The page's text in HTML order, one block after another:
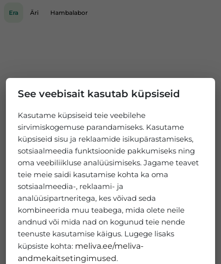
See veebisait kasutab küpsiseid
Kasutame küpsiseid teie veebilehe
sirvimiskogemuse parandamiseks. Kasutame
küpsiseid sisu ja reklaamide isikupärastamiseks,
sotsiaalmeedia funktsioonide pakkumiseks ning
oma veebiliikluse analüüsimiseks. Jagame teavet
teie meie saidi kasutamise kohta ka oma
sotsiaalmeedia-, reklaami- ja
analüüsipartneritega, kes võivad seda
kombineerida muu teabega, mida olete neile
andnud või mida nad on kogunud teie nende
teenuste kasutamise käigus. Lugege lisaks
küpsiste kohta: meliva.ee/meliva-
andmekaitsetingimused.
Era Äri Hambalabor